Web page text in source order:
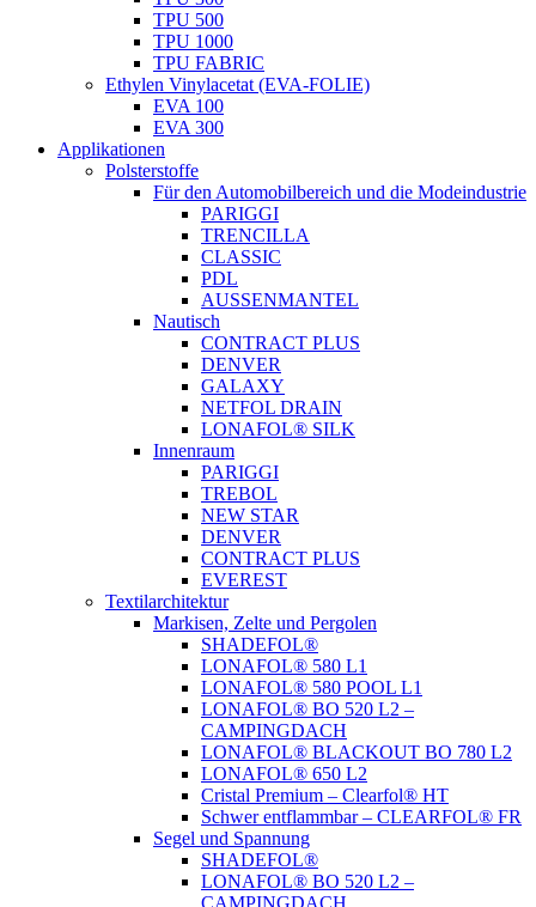
TPU 500
TPU 1000
TPU FABRIC
Ethylen Vinylacetat (EVA-FOLIE)
EVA 100
EVA 300
Applikationen
Polsterstoffe
Für den Automobilbereich und die Modeindustrie
PARIGGI
TRENCILLA
CLASSIC
PDL
AUSSENMANTEL
Nautisch
CONTRACT PLUS
DENVER
GALAXY
NETFOL DRAIN
LONAFOL® SILK
Innenraum
PARIGGI
TREBOL
NEW STAR
DENVER
CONTRACT PLUS
EVEREST
Textilarchitektur
Markisen, Zelte und Pergolen
SHADEFOL®
LONAFOL® 580 L1
LONAFOL® 580 POOL L1
LONAFOL® BO 520 L2 –
CAMPINGDACH
LONAFOL® BLACKOUT BO 780 L2
LONAFOL® 650 L2
Cristal Premium – Clearfol® HT
Schwer entflammbar – CLEARFOL® FR
Segel und Spannung
SHADEFOL®
LONAFOL® BO 520 L2 –
CAMPINGDACH